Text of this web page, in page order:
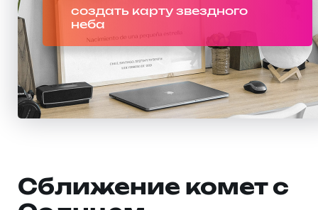
создать карту звездного
неба
Сближение комет с